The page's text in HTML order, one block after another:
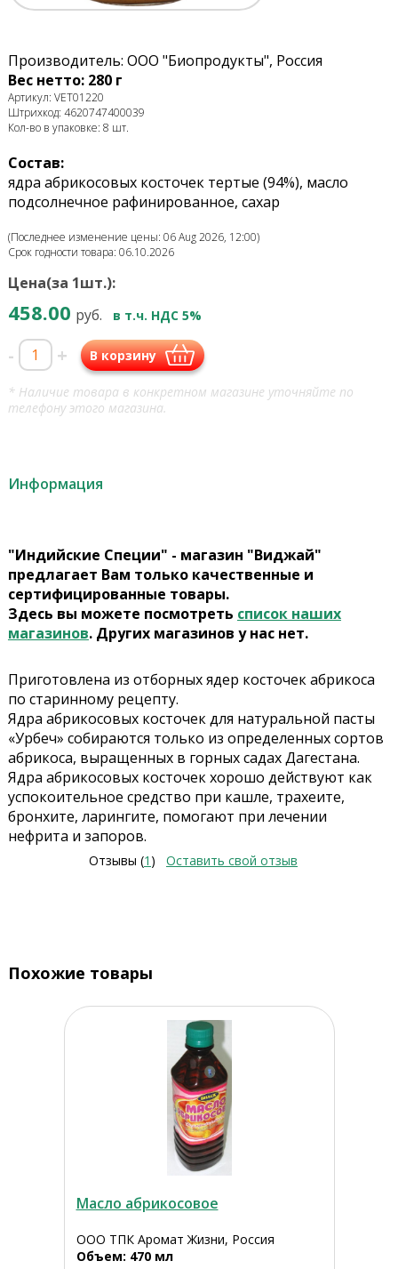
Производитель: ООО "Биопродукты", Россия
Вес нетто: 280 г
Артикул: VET01220
Штрихкод: 4620747400039
Кол-во в упаковке: 8 шт.
Состав:
ядра абрикосовых косточек тертые (94%), масло
подсолнечное рафинированное, сахар
(Последнее изменение цены: 06 Aug 2026, 12:00)
Срок годности товара: 06.10.2026
Цена(за 1шт.):
458.00 руб. в т.ч. НДС 5%
- + В корзину
* Наличие товара в конкретном магазине уточняйте по
телефону этого магазина.
Информация
"Индийские Специи" - магазин "Виджай"
предлагает Вам только качественные и
сертифицированные товары.
Здесь вы можете посмотреть список наших
магазинов. Других магазинов у нас нет.
Приготовлена из отборных ядер косточек абрикоса
по старинному рецепту.
Ядра абрикосовых косточек для натуральной пасты
«Урбеч» собираются только из определенных сортов
абрикоса, выращенных в горных садах Дагестана.
Ядра абрикосовых косточек хорошо действуют как
успокоительное средство при кашле, трахеите,
бронхите, ларингите, помогают при лечении
нефрита и запоров.
Отзывы (1 ) Оставить свой отзыв
Похожие товары
Масло абрикосовое
ООО ТПК Аромат Жизни, Россия
Объем: 470 мл